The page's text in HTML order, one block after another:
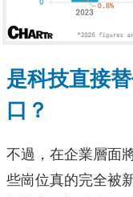
是科技直接
口？
不過，在企業層面
些崗位真的完全被